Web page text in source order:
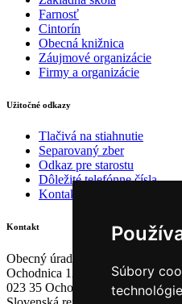
Súbory
Farnosť
Cintorín
Obecná knižnica
Záujmové organizácie
Firmy a organizácie
Užitočné odkazy
Tlačivá na stiahnutie
Separovaný zber
Odkaz pre starostu
Dôležité telefónne čísla
Kontakty
Kontakt
Obecný úrad Ochodnica
Ochodnica 121
023 35 Ochodnica